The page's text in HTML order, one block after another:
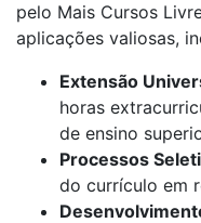
pelo Mais Cursos
aplicações valiosas,
Extensão
horas
de ensino
Processos
do currículo em